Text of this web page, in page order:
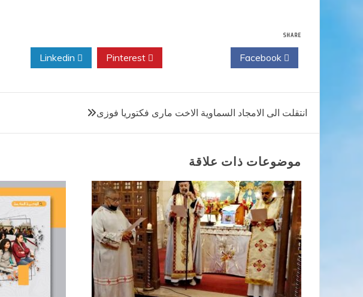
SHARE
تصفّح
المقالات
انتقلت الى الامجاد السماوية الاخت مارى فكتوريا فوزى
موضوعات ذات علاقة